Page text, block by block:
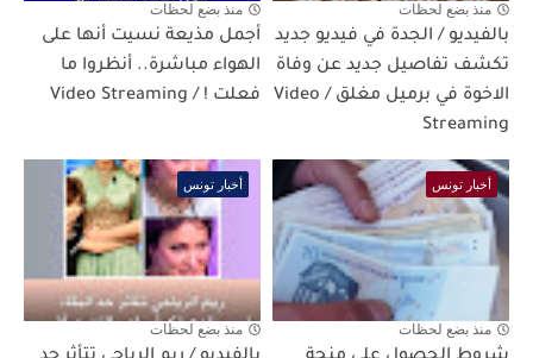
منذ بضع لحظات
بالفيديو / الجدة في فيديو جديد
تكشف تفاصيل جديد عن وفاة
الاخوة في برميل مغلق / Video
Streaming
منذ بضع لحظات
أجمل مذيعة نسيت أنها على
الهواء مباشرة.. أنظروا ما
فعلت ! / Video Streaming
أخبار تونس
منذ بضع لحظات
أخبار تونس
منذ بضع لحظات